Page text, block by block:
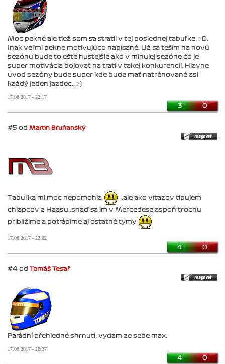
Moc pekné ale tiež som sa stratil v tej poslednej tabuľke. :-D.
Inak veľmi pekne motivujúco napísané. Už sa teším na novú
sezónu bude to ešte hustejšie ako v minulej sezóne čo je
super motivácia bojovať na trati v takej konkurencii. Hlavne
úvod sezóny bude super kde bude mať natrénované asi
každý jeden jazdec.. :-)
17.08.2017 - 22:17
3 0
#5 od Martin Bruňanský
Tabuľka mi moc nepomohla ..ale ako víťazov tipujem
chlapcov z Haasu..snáď sa im v Mercedese aspoň trochu
priblížime a potrápime aj ostatné týmy
17.08.2017 - 22:02
4 0
#4 od Tomáš Tesař
Parádní přehledné shrnutí, vydám ze sebe max.
17.08.2017 - 20:37
4 0